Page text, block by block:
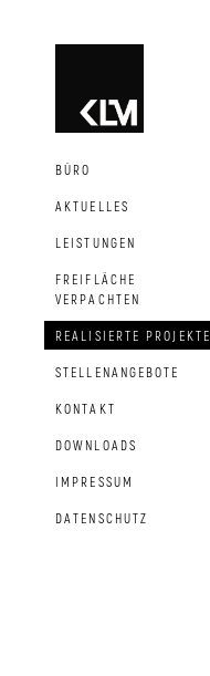
BÜRO
AKTUELLES
LEISTUNGEN
FREIFLÄCHE
VERPACHTEN
REALISIERTE PROJEKTE
STELLENANGEBOTE
KONTAKT
DOWNLOADS
IMPRESSUM
DATENSCHUTZ